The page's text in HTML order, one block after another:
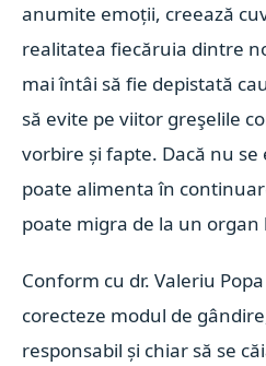
anumite emoții, creează
realitatea fiecăruia dintre
mai întâi să fie depistată
să evite pe viitor greşelile
vorbire și fapte. Dacă nu
poate alimenta în
poate migra de la un organ
Conform cu dr. Valeriu
corecteze modul de
responsabil și chiar să se